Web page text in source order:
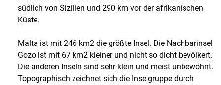
südlich von Sizilien und 290 km vor der afrikanischen
Küste.
Malta ist mit 246 km2 die größte Insel. Die Nachbarinsel
Gozo ist mit 67 km2 kleiner und nicht so dicht bevölkert.
Die anderen Inseln sind sehr klein und meist unbewohnt.
Topographisch zeichnet sich die Inselgruppe durch